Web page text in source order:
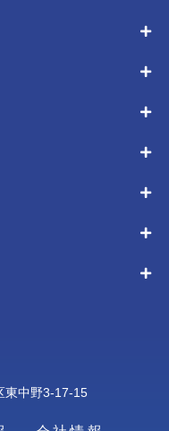
中野3-17-15